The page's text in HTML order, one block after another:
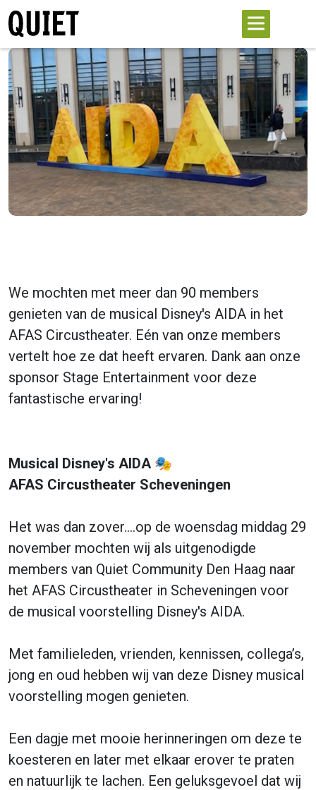
We mochten met meer dan 90 members
genieten van de musical Disney's AIDA in het
AFAS Circustheater. Eén van onze members
vertelt hoe ze dat heeft ervaren. Dank aan onze
sponsor Stage Entertainment voor deze
fantastische ervaring!
Musical Disney's AIDA 🎭
AFAS Circustheater Scheveningen
Het was dan zover….op de woensdag middag 29
november mochten wij als uitgenodigde
members van Quiet Community Den Haag naar
het AFAS Circustheater in Scheveningen voor
de musical voorstelling Disney's AIDA.
Met familieleden, vrienden, kennissen, collega’s,
jong en oud hebben wij van deze Disney musical
voorstelling mogen genieten.
Een dagje met mooie herinneringen om deze te
koesteren en later met elkaar erover te praten
en natuurlijk te lachen. Een geluksgevoel dat wij